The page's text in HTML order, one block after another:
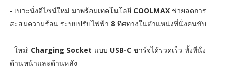
- เบาะนั่งดีไซน์ใหม่ มาพร้อมเทคโนโลยี COOLMAXช่วยลดการ
สะสมความร้อน ระบบปรับไฟฟ้า 8ทิศทางในตำแหน่งที่นั่งคนขับ
- ใหม่! Charging Socket แบบ USB-C ชาร์จได้รวดเร็ว ทั้งที่นั่ง
ด้านหน้าและด้านหลัง